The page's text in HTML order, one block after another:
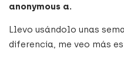
anonymous a.
Llevo usándolo unas
diferencia, me veo más